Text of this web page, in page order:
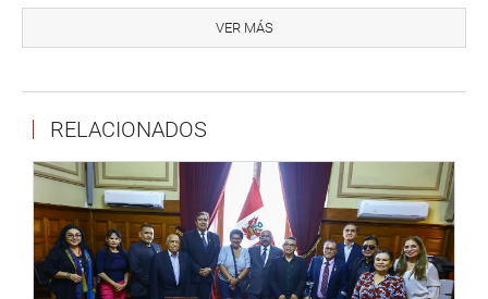
Caldas Gamarra de Sarmiento.
VER MÁS
RELACIONADOS